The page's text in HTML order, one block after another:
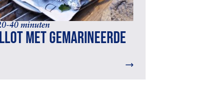
40 minuten
met gemarineerde